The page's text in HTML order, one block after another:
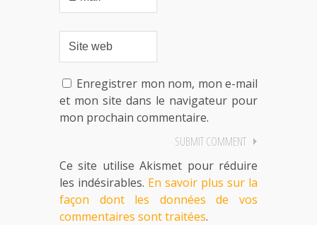
Enregistrer mon nom, mon e-mail
et mon site dans le navigateur pour
mon prochain commentaire.
Ce site utilise Akismet pour réduire
les indésirables. En savoir plus sur la
façon dont les données de vos
commentaires sont traitées.